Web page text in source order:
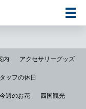
内 アクセサリーグッズ
ッフの休日
今週のお花 四国観光